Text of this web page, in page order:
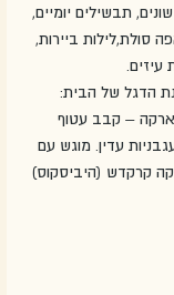
תבשילים יומיים,
סולת,לילות ביירות,
עיזים.
הדגל של הבית:
– קבב עטוף
עדין. מוגש עם
קרקדש (היביסקוס)